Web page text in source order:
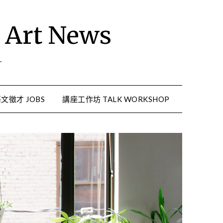
Art News
徵才 JOBS 講座工作坊 TALK WORKSHOP